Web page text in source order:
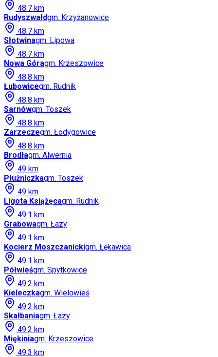
48.7 km
Rudyszwałdgm. Krzyżanowice
48.7 km
Słotwinagm. Lipowa
48.7 km
Nowa Góragm. Krzeszowice
48.8 km
Łubowicegm. Rudnik
48.8 km
Sarnówgm. Toszek
48.8 km
Zarzeczegm. Łodygowice
48.8 km
Brodłagm. Alwernia
49 km
Płużniczkagm. Toszek
49 km
Ligota Książęcagm. Rudnik
49.1 km
Grabowagm. Łazy
49.1 km
Kocierz Moszczanickigm. Łękawica
49.1 km
Półwieśgm. Spytkowice
49.2 km
Kieleczkagm. Wielowieś
49.2 km
Skałbaniagm. Łazy
49.2 km
Miękiniagm. Krzeszowice
49.3 km